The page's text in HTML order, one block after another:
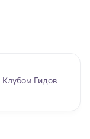
Клубом Гидов